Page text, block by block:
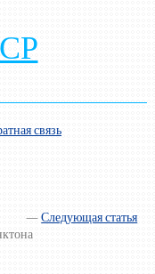
связь
—Следующая статья